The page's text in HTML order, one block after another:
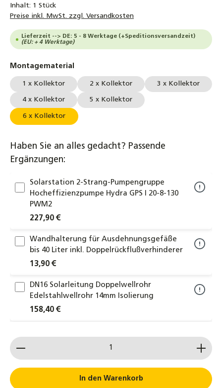
Inhalt: 1 Stück
Preise inkl. MwSt. zzgl. Versandkosten
Lieferzeit --> DE: 5 - 8 Werktage (+Speditionsversandzeit)
(EU: + 4 Werktage)
Montagematerial
1 x Kollektor 2 x Kollektor 3 x Kollektor
4 x Kollektor 5 x Kollektor
6 x Kollektor
Haben Sie an alles gedacht? Passende
Ergänzungen:
Solarstation 2-Strang-Pumpengruppe
Hocheffizienzpumpe Hydra GPS I 20-8-130
PWM2
227,90 €
Wandhalterung für Ausdehnungsgefäße
bis 40 Liter inkl. Doppelrückflußverhinderer
13,90 €
DN16 Solarleitung Doppelwellrohr
Edelstahlwellrohr 14mm Isolierung
158,40 €
Anschlussrohr für Ausdehnungsgefäße
Produkt Anzahl: Gib den gewünschten Wert ein
In den Warenkorb